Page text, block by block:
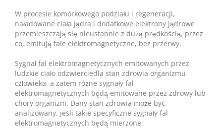
W procesie komórkowego podziału i regeneracji,
naładowane ciała jądra i dodatkowe elektrony jądrowe
przemieszczają się nieustannie z dużą prędkością, przez
co, emitują fale elektromagnetyczne, bez przerwy.
Sygnał fal elektromagnetycznych emitowanych przez
ludzkie ciało odzwierciedla stan zdrowia organizmu
człowieka, a zatem różne sygnały fal
elektromagnetycznych będą emitowane przez zdrowy lub
chory organizm. Dany stan zdrowia może być
analizowany, jeśli takie specyficzne sygnały fal
elektromagnetycznych będą mierzone.